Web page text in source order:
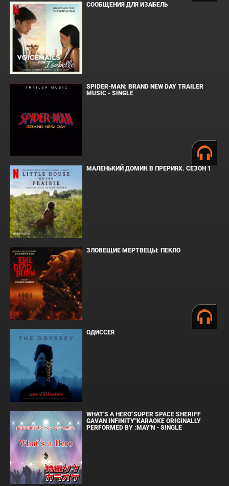
СООБЩЕНИЯ ДЛЯ ИЗАБЕЛЬ
SPIDER-MAN: BRAND NEW DAY TRAILER
MUSIC - SINGLE
МАЛЕНЬКИЙ ДОМИК В ПРЕРИЯХ. СЕЗОН 1
ЗЛОВЕЩИЕ МЕРТВЕЦЫ: ПЕКЛО
ОДИССЕЯ
WHAT'S A HERO"SUPER SPACE SHERIFF
GAVAN INFINITY"KARAOKE ORIGINALLY
PERFORMED BY :MAY'N - SINGLE